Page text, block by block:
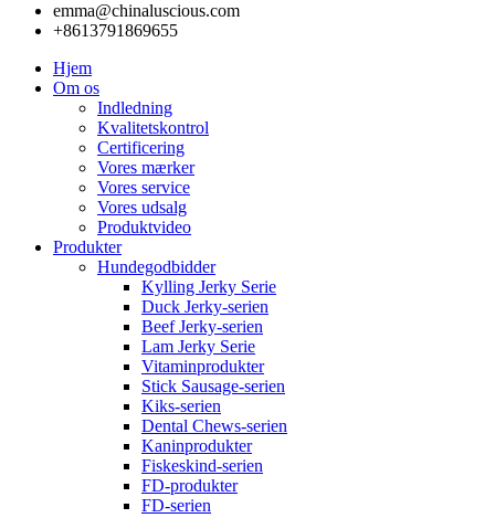
emma@chinaluscious.com
+8613791869655
Hjem
Om os
Indledning
Kvalitetskontrol
Certificering
Vores mærker
Vores service
Vores udsalg
Produktvideo
Produkter
Hundegodbidder
Kylling Jerky Serie
Duck Jerky-serien
Beef Jerky-serien
Lam Jerky Serie
Vitaminprodukter
Stick Sausage-serien
Kiks-serien
Dental Chews-serien
Kaninprodukter
Fiskeskind-serien
FD-produkter
FD-serien